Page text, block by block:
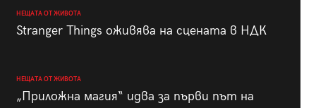
НЕЩАТА ОТ ЖИВОТА
Stranger Things оживява на сцената в НДК
НЕЩАТА ОТ ЖИВОТА
„Приложна магия“ идва за първи път на